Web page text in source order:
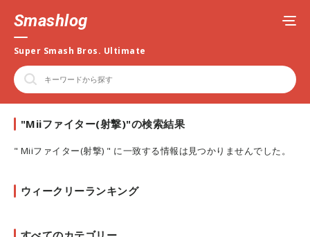
Smashlog
Super Smash Bros. Ultimate
"Miiファイター(射撃)"の検索結果
" Miiファイター(射撃) " に一致する情報は見つかりませんでした。
ウィークリーランキング